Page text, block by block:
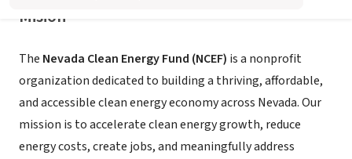
Misión
The Nevada Clean Energy Fund (NCEF) is a nonprofit
organization dedicated to building a thriving, affordable,
and accessible clean energy economy across Nevada. Our
mission is to accelerate clean energy growth, reduce
energy costs, create jobs, and meaningfully address